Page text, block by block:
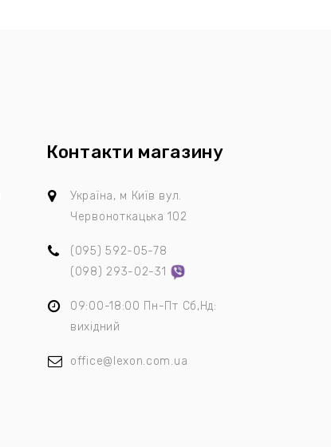
Контакти магазину
Україна, м Київ вул.
Червоноткацька 102
(095) 592-05-78
(098) 293-02-31
09:00-18:00 Пн-Пт Сб,Нд:
вихідний
office@lexon.com.ua